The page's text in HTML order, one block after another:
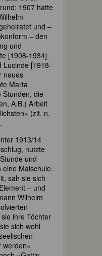
1907 hatte
und –
– den
und
[1908-1934]
Lucinde [1918-
neues
Marta
Stunden, die
A.B.) Arbeit
(zit. n.
1913/14
nutzte
und
Malschule.
sah sie sich
– und
Wilhelm
ihre Töchter
sich wohl
werden«